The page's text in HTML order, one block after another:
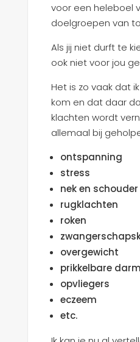
voor een heleboel
doelgroepen van
Als jij niet durft te
ook niet voor jou
Het is zo vaak dat
kom en dat daar
klachten wordt
allemaal bij
ontspanning
stress
nek en
rugklachten
roken
overgewicht
prikkelbare
opvliegers
eczeem
etc.